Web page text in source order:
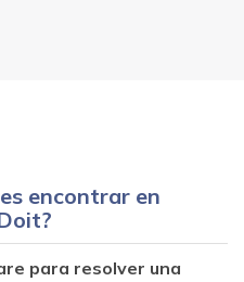
encontrar en
para resolver una